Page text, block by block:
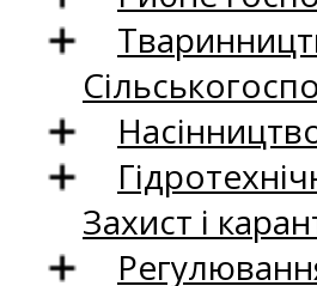
Захист і